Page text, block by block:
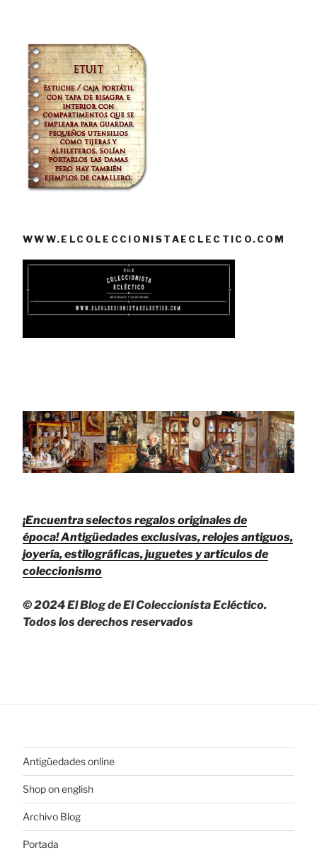
WWW.ELCOLECCIONISTAECLECTICO.COM
¡Encuentra selectos regalos originales de
época!Antigüedades exclusivas, relojes antiguos,
joyería, estilográficas, juguetes y artículos de
coleccionismo
© 2024 El Blog de El Coleccionista Ecléctico.
Todos los derechos reservados
Antigüedades online
Shop on english
Archivo Blog
Portada